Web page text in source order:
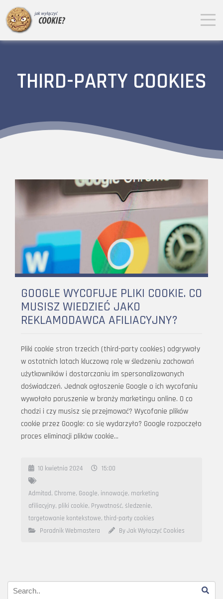
THIRD-PARTY COOKIES
GOOGLE WYCOFUJE PLIKI COOKIE. CO
MUSISZ WIEDZIEĆ JAKO
REKLAMODAWCA AFILIACYJNY?
Pliki cookie stron trzecich (third-party cookies) odgrywały
w ostatnich latach kluczową rolę w śledzeniu zachowań
użytkowników i dostarczaniu im spersonalizowanych
doświadczeń. Jednak ogłoszenie Google o ich wycofaniu
wywołało poruszenie w branży marketingu online. O co
chodzi i czy musisz się przejmować? Wycofanie plików
cookie przez Google: co się wydarzyło? Google rozpoczęło
proces eliminacji plików cookie…
10 kwietnia 2024 15:00
Admitad, Chrome, Google, innowacje, marketing
afiliacyjny, pliki cookie, Prywatność, śledzenie,
targetowanie kontekstowe, third-party cookies
Poradnik Webmastera
By Jak Wyłączyć Cookies